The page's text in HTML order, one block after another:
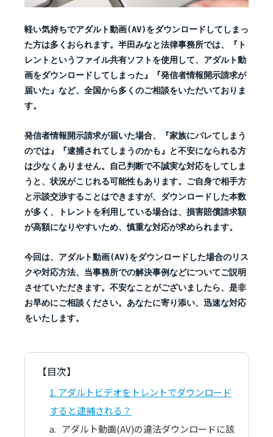
軽い気持ちでアダルト動画(AV)をダウンロードしてしまっ
た方は多くおられます。半田みなと法律事務所では、『ト
レントというファイル共有ソフトを使用して、アダルト動
画をダウンロードしてしまった』『発信者情報開示請求が
届いた』など、全国から多くのご相談をいただいておりま
す。
発信者情報開示請求が届いた場合、『家族にバレてしまう
のでは』『逮捕されてしまうのかも』と不安になられる方
は少なくありません。自己判断で不誠実な対応をしてしま
うと、状況がこじれる可能性もあります。ご自身で相手方
と示談交渉することはできますが、ダウンロードした本数
が多く、トレントを利用している場合は、損害賠償請求額
が高額になりやすいため、慎重な対応が求められます。
今回は、アダルト動画(AV)をダウンロードした場合のリス
クや対応方法、当事務所での解決事例などについてご説明
させていただきます。不安なことがございましたら、是非
お早めにご相談ください。あなたに寄り添い、迅速な対応
をいたします。
【目次】
1 アダルトビデオをトレントでダウンロード
すると逮捕される？
アダルト動画(AV)の違法ダウンロードに該